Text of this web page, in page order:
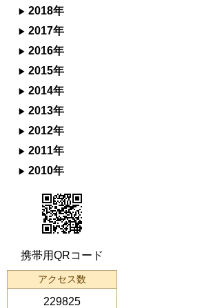
2018年
2017年
2016年
2015年
2014年
2013年
2012年
2011年
2010年
携帯用QRコード
アクセス数
229825